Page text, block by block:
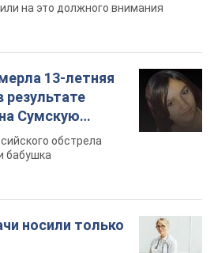
на это должного внимания
13-летняя
результате
Сумскую
обстрела
бабушка
носили только